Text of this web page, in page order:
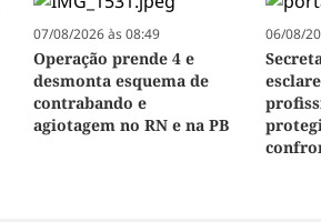
07/08/2026 às 08:49
Operação prende 4 e
desmonta esquema de
contrabando e
agiotagem no RN e na PB
06/08/